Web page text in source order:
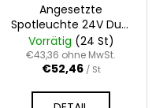
Angesetzte
Spotleuchte 24V Dual
White D96 15W
Vorrätig (24 St)
€43,36 ohne MwSt.
€52,46 / St